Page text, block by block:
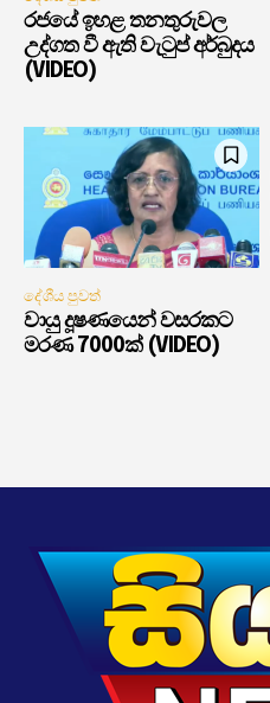
රජයේ ඉහළ තනතුරුවල
උද්ගත වී ඇති වැටුප් අර්බුදය
(VIDEO)
දේශීය පුවත්
වායු දූෂණයෙන් වසරකට
මරණ 7000ක් (VIDEO)